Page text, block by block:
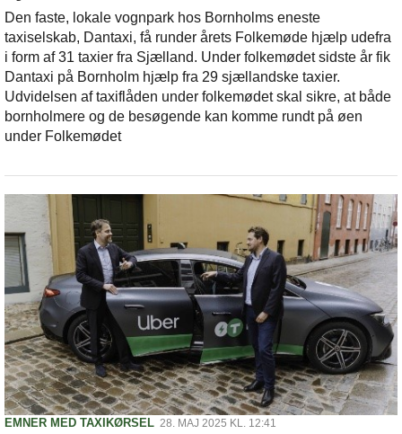
Den faste, lokale vognpark hos Bornholms eneste
taxiselskab, Dantaxi, få runder årets Folkemøde hjælp udefra
i form af 31 taxier fra Sjælland. Under folkemødet sidste år fik
Dantaxi på Bornholm hjælp fra 29 sjællandske taxier.
Udvidelsen af taxiflåden under folkemødet skal sikre, at både
bornholmere og de besøgende kan komme rundt på øen
under Folkemødet
EMNER MED TAXIKØRSEL 28. MAJ 2025 KL. 12:41